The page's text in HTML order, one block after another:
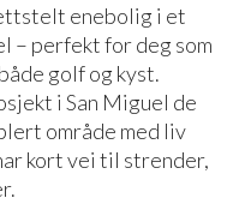
enebolig i et
– perfekt for deg som
golf og kyst.
i San Miguel de
område med liv
kort vei til strender,